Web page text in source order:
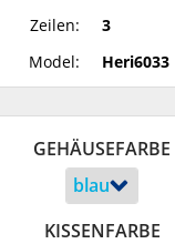
Zeilen:
3
Model:
Heri6033
GEHÄUSEFARBE
KISSENFARBE